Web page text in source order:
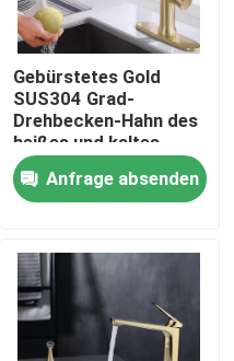
Gebürstetes Gold
SUS304 Grad-
Drehbecken-Hahn des
heißes und kaltes
Wasser-Mischer-36O
Anfrage absenden